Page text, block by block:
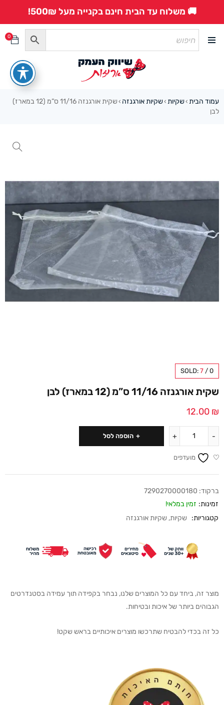
🚚 משלוח עד הבית חינם בקנייה מעל 500₪!
0
עמוד הבית ›שקיות ›שקיות אורגנזה ›
שקית אורגנזה 11/16 ס”מ (12 במארז)
לבן
SOLD: 7 / 0
שקית אורגנזה 11/16 ס”מ (12 במארז) לבן
12.00 ₪
הוספה לסל
מועדפים
ברקוד: 7290270000180
זמינות: זמין במלאי!
קטגוריות:
שקיות, שקיות אורגנזה
מוצר זה, ביחד עם כל המוצרים שלנו, נבחר בקפידה תוך עמידה בסטנדרטים
הגבוהים ביותר של איכות ובטיחות.
כל זה בכדי להבטיח שתרכשו מוצרים איכותיים בראש שקט!